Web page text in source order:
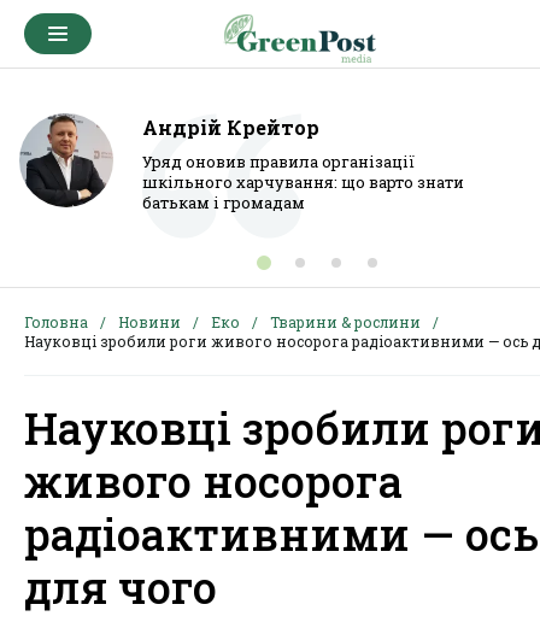
Андрій Крейтор
Уряд оновив правила організації
шкільного харчування: що варто знати
батькам і громадам
Головна Новини Еко
Тварини & рослини
Науковці зробили роги живого носорога радіоактивними — ось
Науковці зробили
живого носорога
радіоактивними — ось
для чого